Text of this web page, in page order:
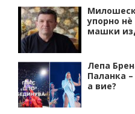
упорно нѐ
машки
Лепа
Паланка
а вие?